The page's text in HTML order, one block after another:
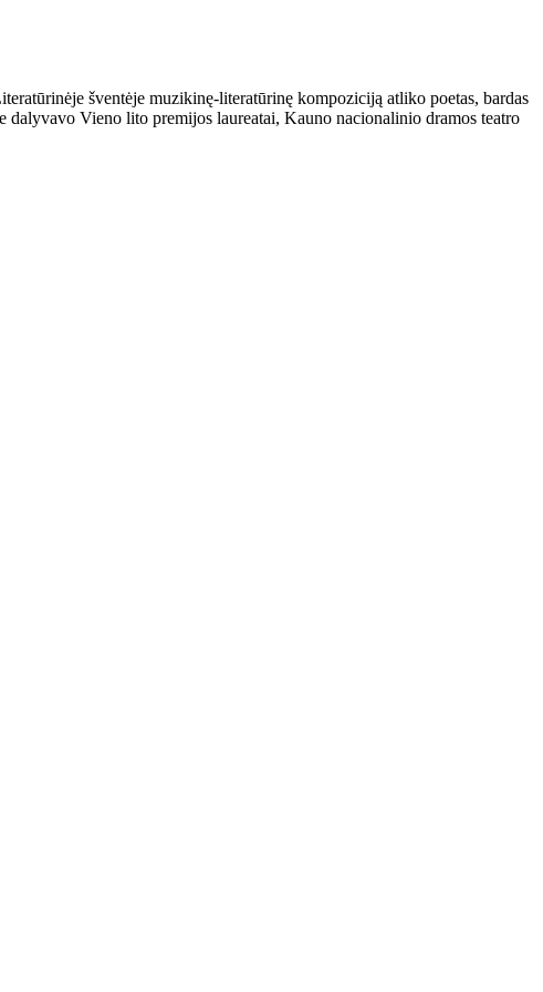
šventėje muzikinę-literatūrinę kompoziciją atliko poetas, bardas
Vieno lito premijos laureatai, Kauno nacionalinio dramos teatro